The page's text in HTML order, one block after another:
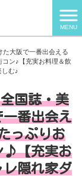
MENU
た大阪で一番出会える
ン♪【充実お料理＆飲
む♪
国誌・美
番出会え
っぷりお
♪【充実お
隠れ家ダ